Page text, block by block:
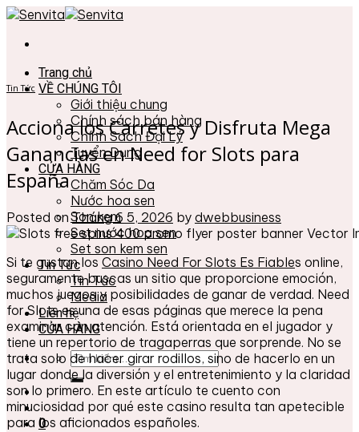
Skip
content
Trang chủ
VỀ CHÚNG TÔI
Giới thiệu chung
Chính sách bán hàng
Chính Sách Đại Lý
Tuyển Dụng
CỬA HÀNG
Chăm Sóc Da
Nước hoa sen
Son kem
Set nước hoa sen
Set son kem sen
Tin Tức
Tin Tức
Media
Liên hệ
CỬA HÀNG
Tìm
kiếm:
0
Tin Tức
Acciona los Carretes y Disfruta Mega
Ganancias en Need for Slots para
España
Posted onTháng 6 5, 2026 by dwebbusiness
Si te gustan los Casino Need For Slots Es Fiables online,
seguramente buscas un sitio que proporcione emoción,
muchos juegos y posibilidades de ganar de verdad. Need
for Slots es una de esas páginas que merece la pena
examinar con atención. Está orientada en el jugador y
tiene un repertorio de tragaperras que sorprende. No se
trata solo de hacer girar rodillos, sino de hacerlo en un
lugar donde la diversión y el entretenimiento y la claridad
son lo primero. En este artículo te cuento con
minuciosidad por qué este casino resulta tan apetecible
para los aficionados españoles.